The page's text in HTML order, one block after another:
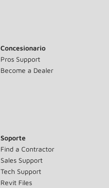
Concesionario
Pros Support
Become a Dealer
Soporte
Find a Contractor
Sales Support
Tech Support
Revit Files